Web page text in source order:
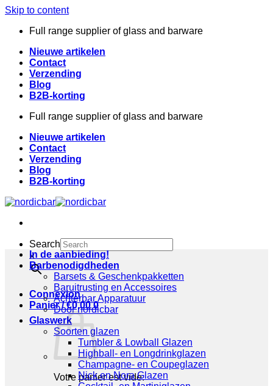
Skip to content
Full range supplier of glass and barware
Nieuwe artikelen
Contact
Verzending
Blog
B2B-korting
Full range supplier of glass and barware
Nieuwe artikelen
Contact
Verzending
Blog
B2B-korting
Search
×
Connexion
Panier /€0,00 0
Votre panier est vide.
In de aanbieding!
Barbenodigdheden
Barsets & Geschenkpakketten
Baruitrusting en Accessoires
Achterbar Apparatuur
Door nordicbar
Glaswerk
Soorten glazen
Tumbler & Lowball Glazen
Highball- en Longdrinkglazen
Champagne- en Coupeglazen
Nick en Nora Glazen